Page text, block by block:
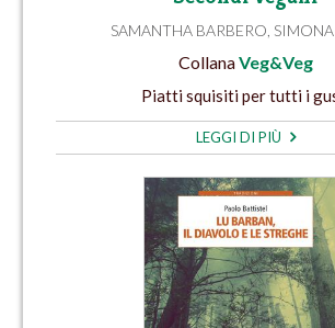
SAMANTHA BARBERO
CollanaVeg&Veg
Piatti squisiti per tutti i
LEGGI DI PIÙ